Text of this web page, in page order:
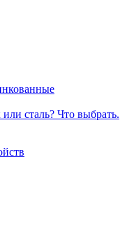
сталь? Что выбрать.